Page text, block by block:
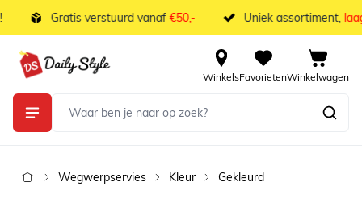
Ga naar de inhoud
Gratis verstuurd vanaf€50,- Uniek assortiment,
WinkelsFavorietenWinkelwagen
Wegwerpservies Kleur Gekleurd